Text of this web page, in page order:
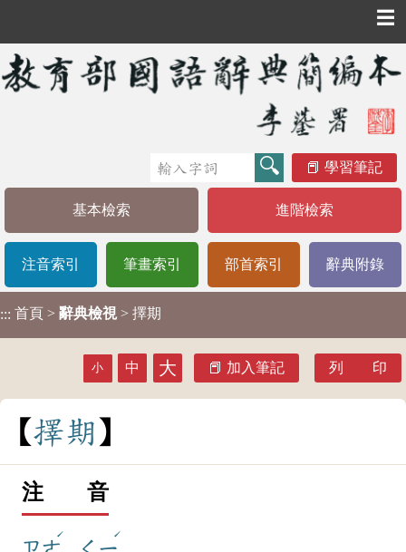
☰
學習筆記
基本檢索 進階檢索
注音索引 筆畫索引 部首索引 辭典附錄
::: 首頁 > 辭典檢視 > 擇期
小 中 大 加入筆記 列 印
擇期
注 音
ˊ ˊ